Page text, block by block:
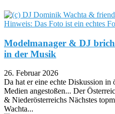
Modelmanager & DJ
in der Musik
26. Februar 2026
Da hat er eine echte Diskussion in
Medien angestoßen... Der
& Niederösterreichs Nächstes
Wachta...